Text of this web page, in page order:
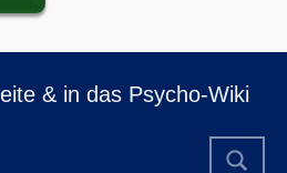
& in das Psycho-Wiki